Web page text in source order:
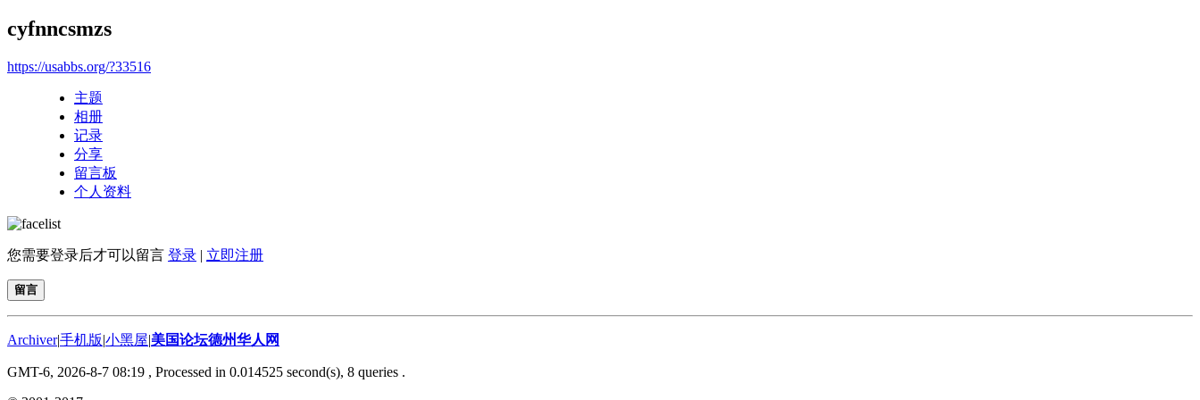
cyfnncsmzs
https://usabbs.org/?33516
主题
相册
记录
分享
留言板
个人资料
您需要登录后才可以留言 登录 | 立即注册
留言
Archiver|手机版|小黑屋|美国论坛德州华人网
GMT-6, 2026-8-7 08:19 , Processed in 0.014525 second(s), 8 queries .